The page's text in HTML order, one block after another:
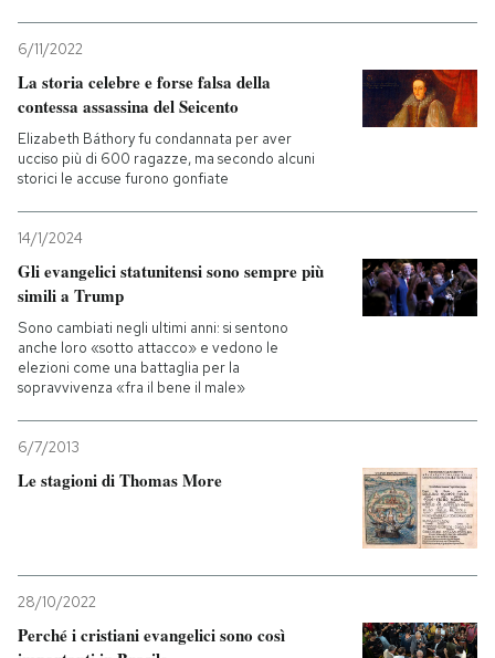
6/11/2022
La storia celebre e forse falsa della
contessa assassina del Seicento
Elizabeth Báthory fu condannata per aver
ucciso più di 600 ragazze, ma secondo alcuni
storici le accuse furono gonfiate
14/1/2024
Gli evangelici statunitensi sono sempre più
simili a Trump
Sono cambiati negli ultimi anni: si sentono
anche loro «sotto attacco» e vedono le
elezioni come una battaglia per la
sopravvivenza «fra il bene il male»
6/7/2013
Le stagioni di Thomas More
28/10/2022
Perché i cristiani evangelici sono così